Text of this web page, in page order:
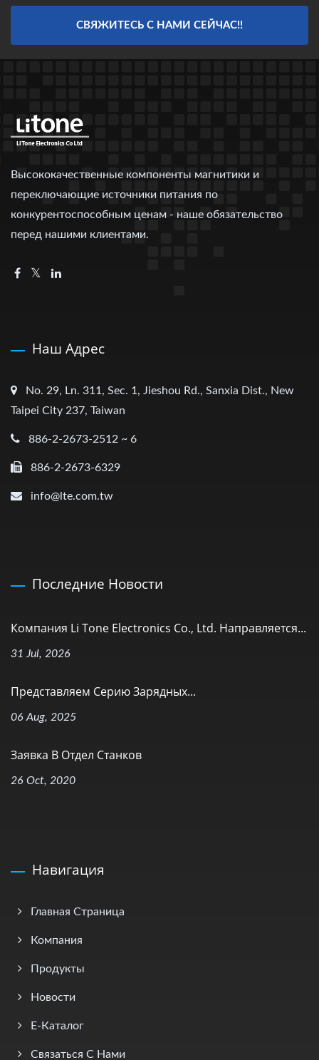
СВЯЖИТЕСЬ С НАМИ СЕЙЧАС!!
Высококачественные компоненты магнитики и
переключающие источники питания по
конкурентоспособным ценам - наше обязательство
перед нашими клиентами.
Наш Адрес
No. 29, Ln. 311, Sec. 1, Jieshou Rd., Sanxia Dist., New
Taipei City 237, Taiwan
886-2-2673-2512 ~ 6
886-2-2673-6329
info@lte.com.tw
Последние Новости
Компания Li Tone Electronics Co., Ltd. Направляется...
31 Jul, 2026
Представляем Серию Зарядных...
06 Aug, 2025
Заявка В Отдел Станков
26 Oct, 2020
Навигация
Главная Страница
Компания
Продукты
Новости
E-Каталог
Связаться С Нами